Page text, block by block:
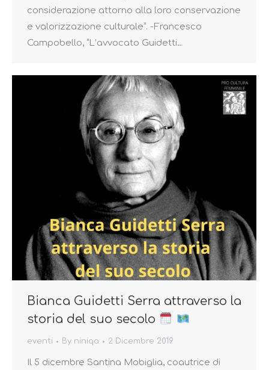
considerazione attorno alla loro conservazione
e valorizzazione culturale”. -Francesco
Campobello, “L’avvocato Guidetti…
Bianca Guidetti Serra attraverso la
storia del suo secolo
eventi By niniqa 2 Dicembre 2019
Il 5 dicembre Santina Mobiglia, coautrice di